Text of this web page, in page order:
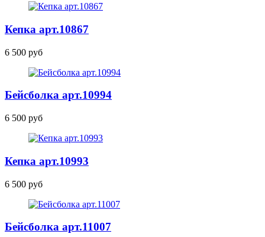
Кепка арт.10867
6 500 руб
Бейсболка арт.10994
6 500 руб
Кепка арт.10993
6 500 руб
Бейсболка арт.11007